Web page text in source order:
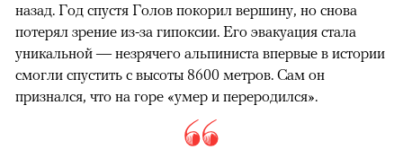
назад. Год спустя Голов покорил вершину, но снова
потерял зрение из-за гипоксии. Его эвакуация стала
уникальной — незрячего альпиниста впервые в истории
смогли спустить с высоты 8600 метров. Сам он
признался, что на горе «умер и переродился».